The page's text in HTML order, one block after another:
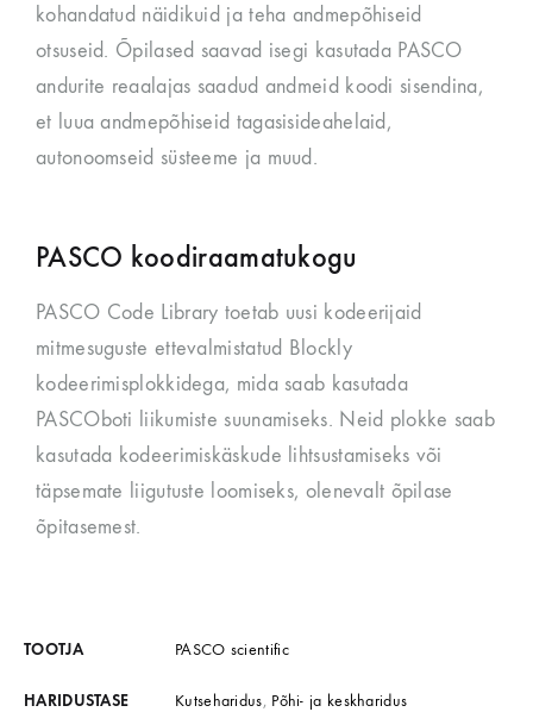
kohandatud näidikuid ja teha andmepõhiseid
otsuseid. Õpilased saavad isegi kasutada PASCO
andurite reaalajas saadud andmeid koodi sisendina,
et luua andmepõhiseid tagasisideahelaid,
autonoomseid süsteeme ja muud.
PASCO koodiraamatukogu
PASCO Code Library toetab uusi kodeerijaid
mitmesuguste ettevalmistatud Blockly
kodeerimisplokkidega, mida saab kasutada
PASCOboti liikumiste suunamiseks. Neid plokke saab
kasutada kodeerimiskäskude lihtsustamiseks või
täpsemate liigutuste loomiseks, olenevalt õpilase
õpitasemest.
TOOTJA PASCO scientific
HARIDUSTASE Kutseharidus, Põhi- ja keskharidus